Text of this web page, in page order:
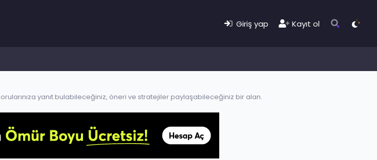
Giriş yap Kayıt ol
yanıt bulabileceğiniz, öneri ve stratejiler paylaşabileceğiniz bir alan.